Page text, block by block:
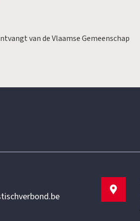
van de Vlaamse Gemeenschap